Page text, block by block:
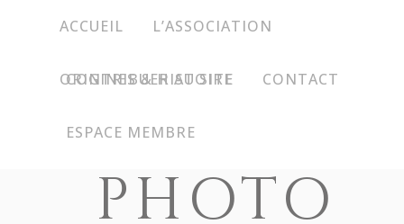
ACCUEIL L’ASSOCIATION
ORIGINES & HISTOIRE
CONTRIBUER AU SITE CONTACT
ACCUEIL L’ASSOCIATION
ORIGINES & HISTOIRE
CONTRIBUER AU SITE CONTACT
ESPACE MEMBRE
PHOTO